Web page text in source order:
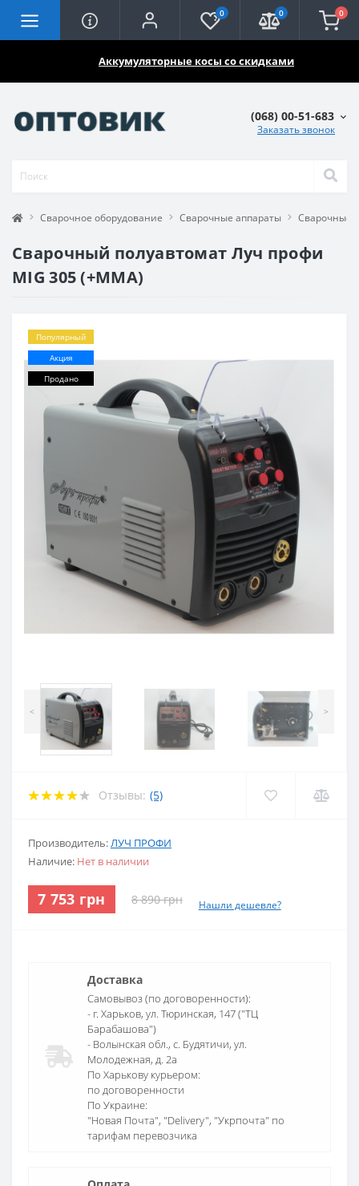
Аккумуляторные косы со скидками
0 0 0
(068) 00-51-683
Заказать звонок
Сварочное оборудование Сварочные аппараты Сварочные
Сварочный полуавтомат Луч профи
MIG 305 (+MMA)
Популярный
Акция
Продано
< >
Отзывы: (5)
Производитель: ЛУЧ ПРОФИ
Наличие: Нет в наличии
7 753 грн 8 890 грн Нашли дешевле?
Доставка
Самовывоз (по договоренности):
- г. Харьков, ул. Тюринская, 147 ("ТЦ
Барабашова")
- Волынская обл., c. Будятичи, ул.
Молодежная, д. 2а
По Харькову курьером:
по договоренности
По Украине:
"Новая Почта", "Delivery", "Укрпочта" по
тарифам перевозчика